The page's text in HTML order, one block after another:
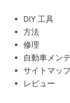
DIY 工具
方法
修理
自動車メン
サイトマッ
レビュー